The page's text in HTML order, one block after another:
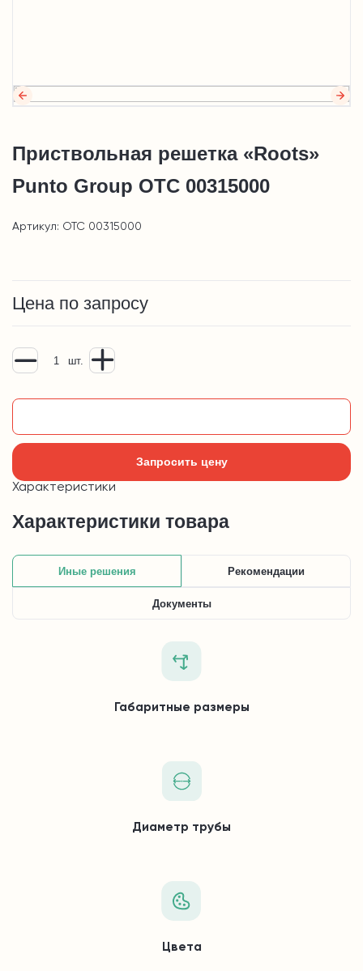
Приствольная решетка «Roots»
Punto Group OTC 00315000
Артикул: OTC 00315000
Цена по запросу
шт.
Запросить цену
Характеристики
Характеристики товара
Иные решения Рекомендации
Документы
Габаритные размеры
Диаметр трубы
Цвета